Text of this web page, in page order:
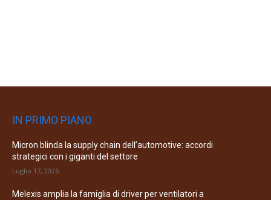
IN PRIMO PIANO
Micron blinda la supply chain dell’automotive: accordi
strategici con i giganti del settore
Luglio 17, 2026
Melexis amplia la famiglia di driver per ventilatori a